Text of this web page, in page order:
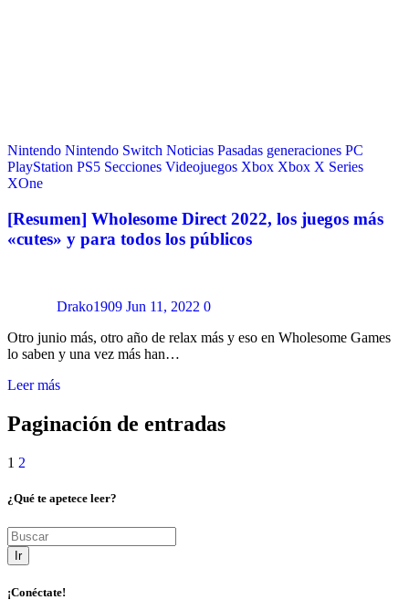
Nintendo Nintendo Switch Noticias Pasadas generaciones PC
PlayStation PS5 Secciones Videojuegos Xbox Xbox X Series
XOne
[Resumen] Wholesome Direct 2022, los juegos más
«cutes» y para todos los públicos
Drako1909 Jun 11, 2022 0
Otro junio más, otro año de relax más y eso en Wholesome Games
lo saben y una vez más han…
Leer más
Paginación de entradas
1 2
¿Qué te apetece leer?
Ir
¡Conéctate!